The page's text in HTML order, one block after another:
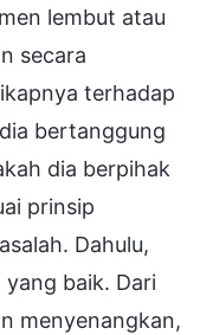
lembut atau
secara
terhadap
bertanggung
dia berpihak
prinsip
Dahulu,
baik. Dari
menyenangkan,